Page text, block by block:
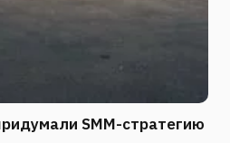
SMM-стратегию